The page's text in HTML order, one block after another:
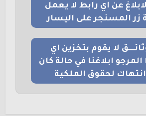
عن اي رابط لا يعمل
المسنجر على اليسار
لا يقوم بتخزين اي
ابلاغنا في حالة كان
لحقوق الملكية